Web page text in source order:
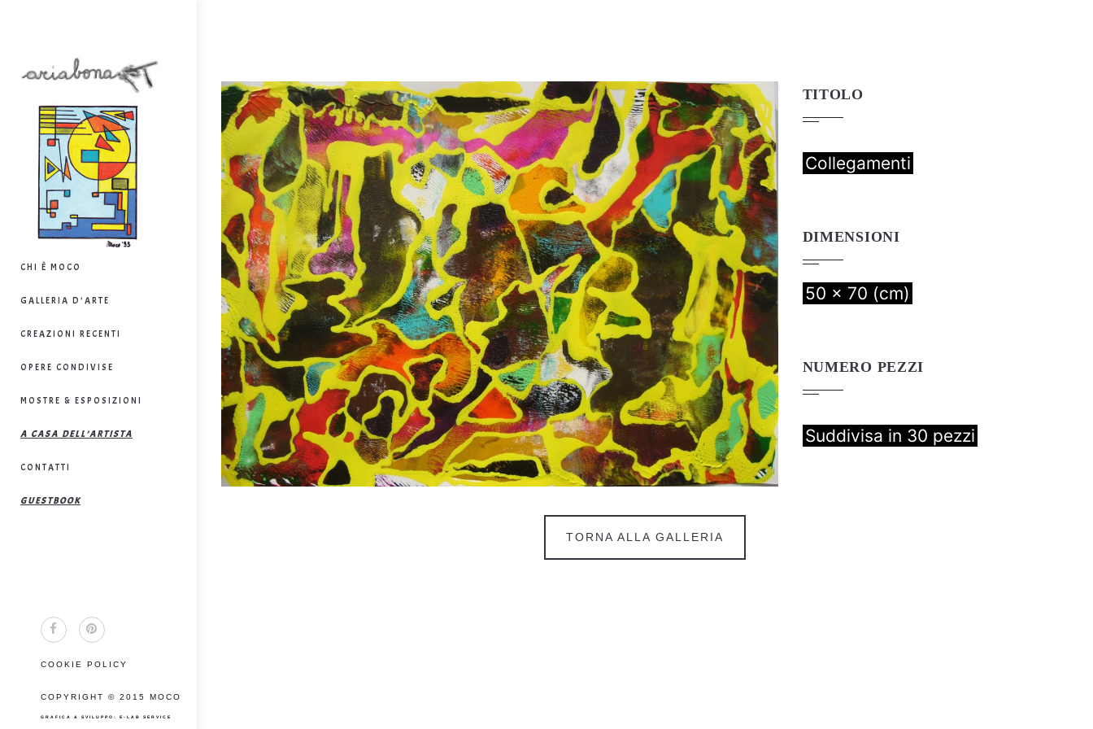
CHI È MOCO
GALLERIA D’ARTE
CREAZIONI RECENTI
OPERE CONDIVISE
MOSTRE & ESPOSIZIONI
A CASA DELL’ARTISTA
CONTATTI
GUESTBOOK
COOKIE POLICY
COPYRIGHT © 2015 MOCO
GRAFICA & SVILUPPO: E-LAB SERVICE
TITOLO
Collegamenti
DIMENSIONI
50 x 70 (cm)
NUMERO PEZZI
Suddivisa in 30 pezzi
TORNA ALLA GALLERIA